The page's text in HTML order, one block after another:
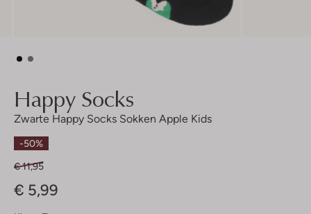
Happy Socks
Zwarte Happy Socks Sokken Apple Kids
-50%
€ 11,95
€ 5,99